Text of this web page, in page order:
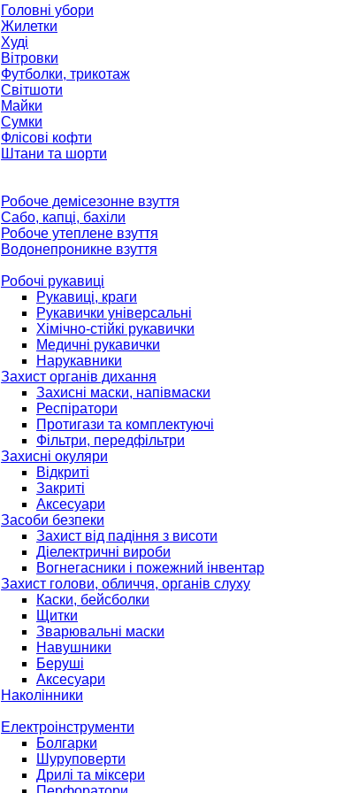
Головні убори
Жилетки
Худі
Вітровки
Футболки, трикотаж
Світшоти
Майки
Сумки
Флісові кофти
Штани та шорти
Робоче демісезонне взуття
Сабо, капці, бахіли
Робоче утеплене взуття
Водонепроникне взуття
Робочі рукавиці
Рукавиці, краги
Рукавички універсальні
Хімічно-стійкі рукавички
Медичні рукавички
Нарукавники
Захист органів дихання
Захисні маски, напівмаски
Респіратори
Протигази та комплектуючі
Фільтри, передфільтри
Захисні окуляри
Відкриті
Закриті
Аксесуари
Засоби безпеки
Захист від падіння з висоти
Діелектричні вироби
Вогнегасники і пожежний інвентар
Захист голови, обличчя, органів слуху
Каски, бейсболки
Щитки
Зварювальні маски
Навушники
Беруші
Аксесуари
Наколінники
Електроінструменти
Болгарки
Шуруповерти
Дрилі та міксери